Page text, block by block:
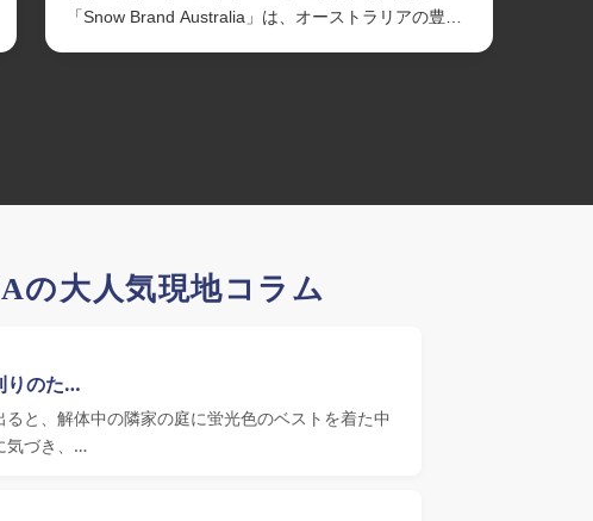
「Snow Brand Australia」は、オーストラリアの豊か
の大人気現地コラム
りのた…
と、解体中の隣家の庭に蛍光色のベストを着た中
気づき、…